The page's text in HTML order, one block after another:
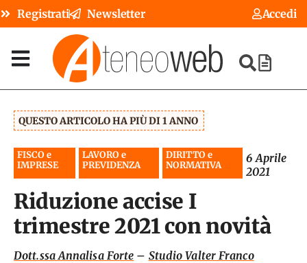
Registrati Newsletter Accedi
QUESTO ARTICOLO HA PIÙ DI 1 ANNO
FISCO e
IMPRESE
LAVORO e
PREVIDENZA
DIRITTO e
NORMATIVA
6 Aprile
2021
Riduzione accise I
trimestre 2021 con novità
Dott.ssa Annalisa Forte – Studio Valter Franco